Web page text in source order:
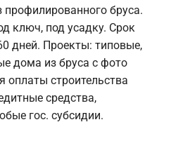
бруса.
ключ, под усадку. Срок
дней. Проекты: типовые,
дома из бруса с фото
оплаты строительства
средства,
гос. субсидии.